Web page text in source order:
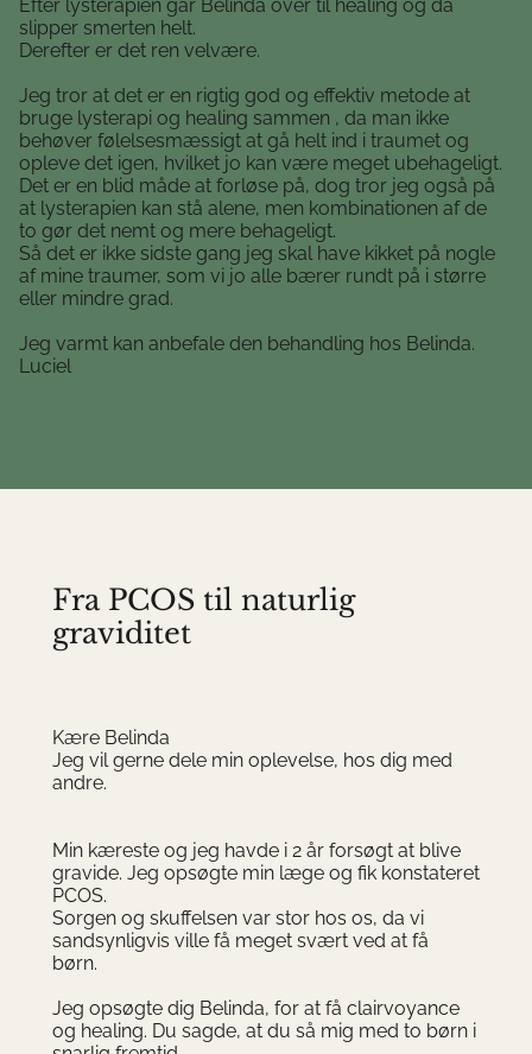
Efter lysterapien går Belinda over til healing og da
slipper smerten helt.
Derefter er det ren velvære.
Jeg tror at det er en rigtig god og effektiv metode at
bruge lysterapi og healing sammen , da man ikke
behøver følelsesmæssigt at gå helt ind i traumet og
opleve det igen, hvilket jo kan være meget ubehageligt.
Det er en blid måde at forløse på, dog tror jeg også på
at lysterapien kan stå alene, men kombinationen af de
to gør det nemt og mere behageligt.
Så det er ikke sidste gang jeg skal have kikket på nogle
af mine traumer, som vi jo alle bærer rundt på i større
eller mindre grad.
Jeg varmt kan anbefale den behandling hos Belinda.
Luciel
Fra PCOS til naturlig
graviditet
Kære Belinda
Jeg vil gerne dele min oplevelse, hos dig med
andre.
Min kæreste og jeg havde i 2 år forsøgt at blive
gravide. Jeg opsøgte min læge og fik konstateret
PCOS.
Sorgen og skuffelsen var stor hos os, da vi
sandsynligvis ville få meget svært ved at få
børn.
Jeg opsøgte dig Belinda, for at få clairvoyance
og healing. Du sagde, at du så mig med to børn i